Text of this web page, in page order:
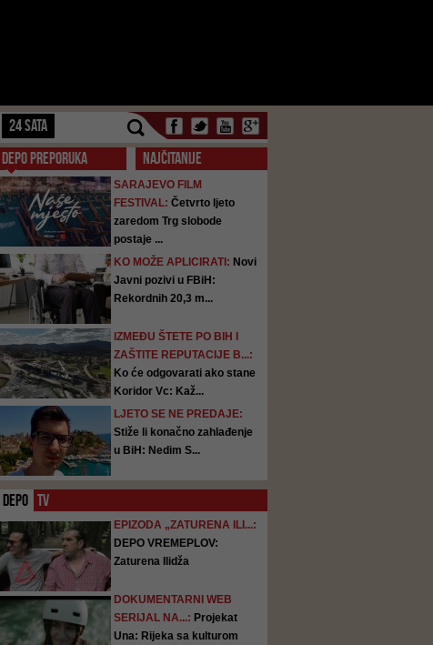
24 SATA
DEPO PREPORUKA NAJČITANIJE
SARAJEVO FILM
FESTIVAL: Četvrto ljeto
zaredom Trg slobode
postaje ...
KO MOŽE APLICIRATI: Novi
Javni pozivi u FBiH:
Rekordnih 20,3 m...
IZMEĐU ŠTETE PO BIH I
ZAŠTITE REPUTACIJE B...:
Ko će odgovarati ako stane
Koridor Vc: Kaž...
LJETO SE NE PREDAJE:
Stiže li konačno zahlađenje
u BiH: Nedim S...
DEPO TV
EPIZODA „ZATURENA ILI...:
DEPO VREMEPLOV:
Zaturena Ilidža
DOKUMENTARNI WEB
SERIJAL NA...: Projekat
Una: Rijeka sa kulturom